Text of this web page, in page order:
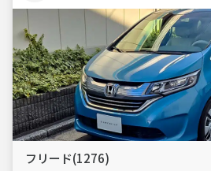
フリード(1276)